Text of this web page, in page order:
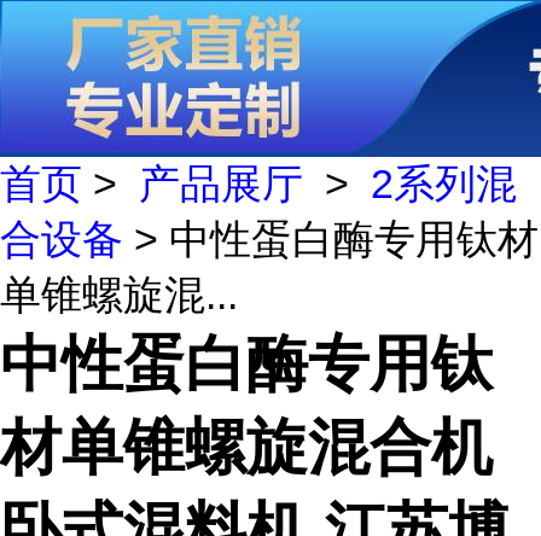
首页 > 产品展厅 > 2系列混
合设备 > 中性蛋白酶专用钛材
单锥螺旋混...
中性蛋白酶专用钛
材单锥螺旋混合机